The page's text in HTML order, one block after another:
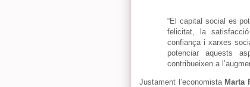
“El capital social es
felicitat, la
confiança i xarxes
potenciar aquests
contribueixen a
Justament l’economista Marta